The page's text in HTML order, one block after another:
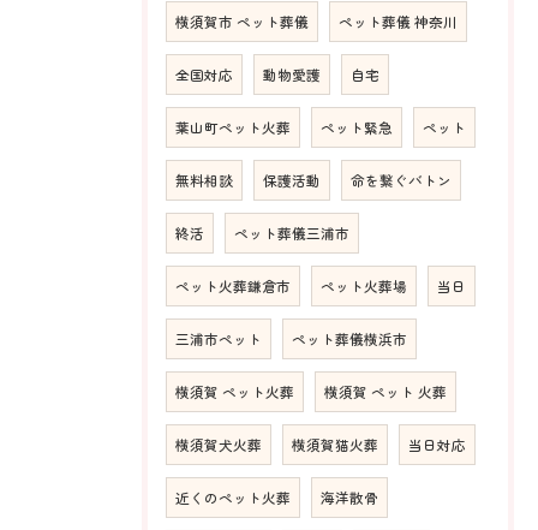
横須賀市 ペット葬儀 ペット葬儀 神奈川
全国対応 動物愛護 自宅
葉山町ペット火葬 ペット緊急 ペット
無料相談 保護活動 命を繋ぐバトン
終活 ペット葬儀三浦市
ペット火葬鎌倉市 ペット火葬場 当日
三浦市ペット ペット葬儀横浜市
横須賀 ペット火葬 横須賀 ペット 火葬
横須賀犬火葬 横須賀猫火葬 当日対応
近くのペット火葬 海洋散骨